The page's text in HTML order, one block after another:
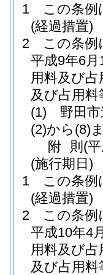
1
この条例
(経過措置)
2
この条例
平成9年6月
用料及び
及び占用
(1)
野田
(2)から(8)
附 則 (
(施行期日)
1
この条例
(経過措置)
2
この条例
平成10年4
用料及び
及び占用